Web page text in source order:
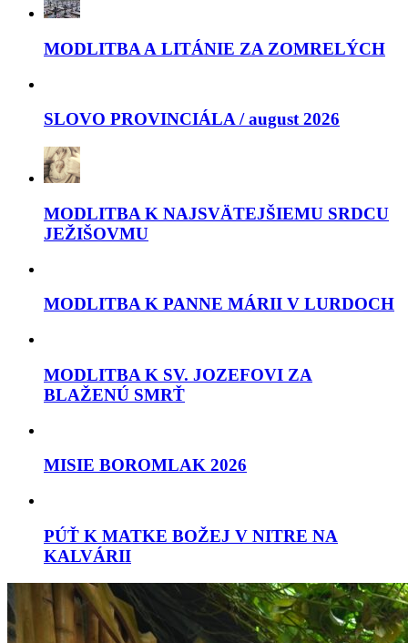
MODLITBA A LITÁNIE ZA ZOMRELÝCH
SLOVO PROVINCIÁLA / august 2026
MODLITBA K NAJSVÄTEJŠIEMU SRDCU
JEŽIŠOVMU
MODLITBA K PANNE MÁRII V LURDOCH
MODLITBA K SV. JOZEFOVI ZA
BLAŽENÚ SMRŤ
MISIE BOROMLAK 2026
PÚŤ K MATKE BOŽEJ V NITRE NA
KALVÁRII